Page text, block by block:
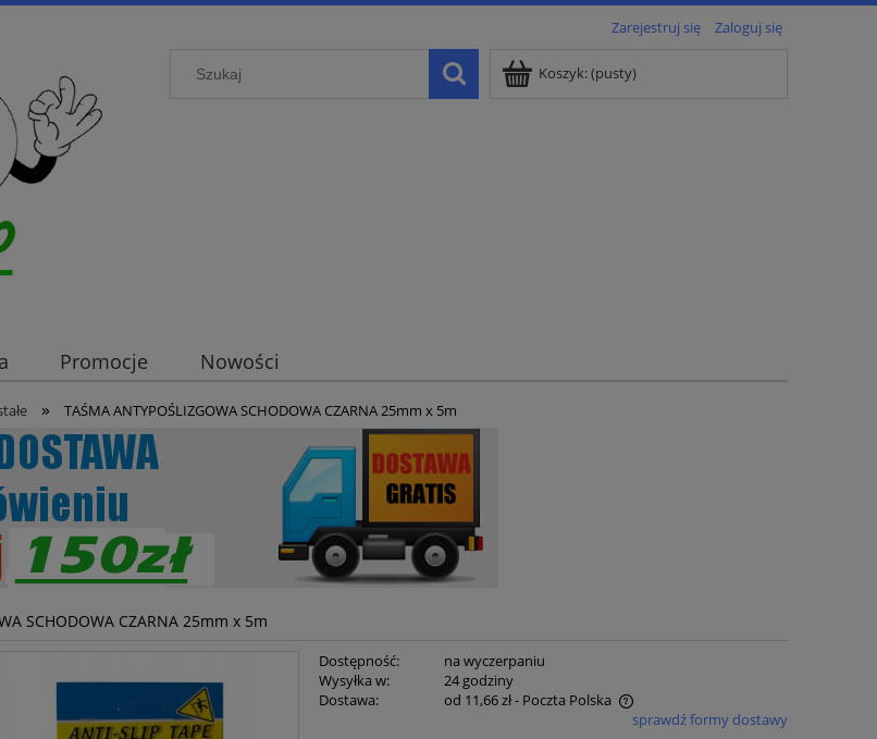
Zarejestruj się Zaloguj się
Koszyk:(pusty)
Promocje Nowości
» TAŚMA ANTYPOŚLIZGOWA SCHODOWA CZARNA 25mm x 5m
SCHODOWA CZARNA 25mm x 5m
Dostępność:
na wyczerpaniu
Wysyłka w:
24 godziny
Dostawa:
od 11,66 zł- Poczta Polska
sprawdź formy dostawy